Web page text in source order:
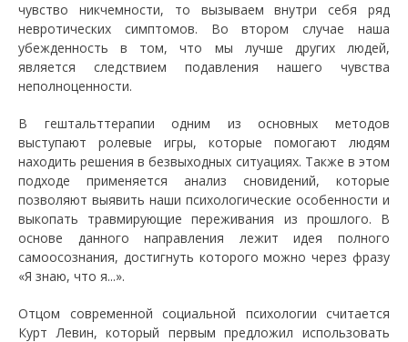
чувство никчемности, то вызываем внутри себя ряд
невротических симптомов. Во втором случае наша
убежденность в том, что мы лучше других людей,
является следствием подавления нашего чувства
неполноценности.
В гештальттерапии одним из основных методов
выступают ролевые игры, которые помогают людям
находить решения в безвыходных ситуациях. Также в этом
подходе применяется анализ сновидений, которые
позволяют выявить наши психологические особенности и
выкопать травмирующие переживания из прошлого. В
основе данного направления лежит идея полного
самоосознания, достигнуть которого можно через фразу
«Я знаю, что я...».
Отцом современной социальной психологии считается
Курт Левин, который первым предложил использовать